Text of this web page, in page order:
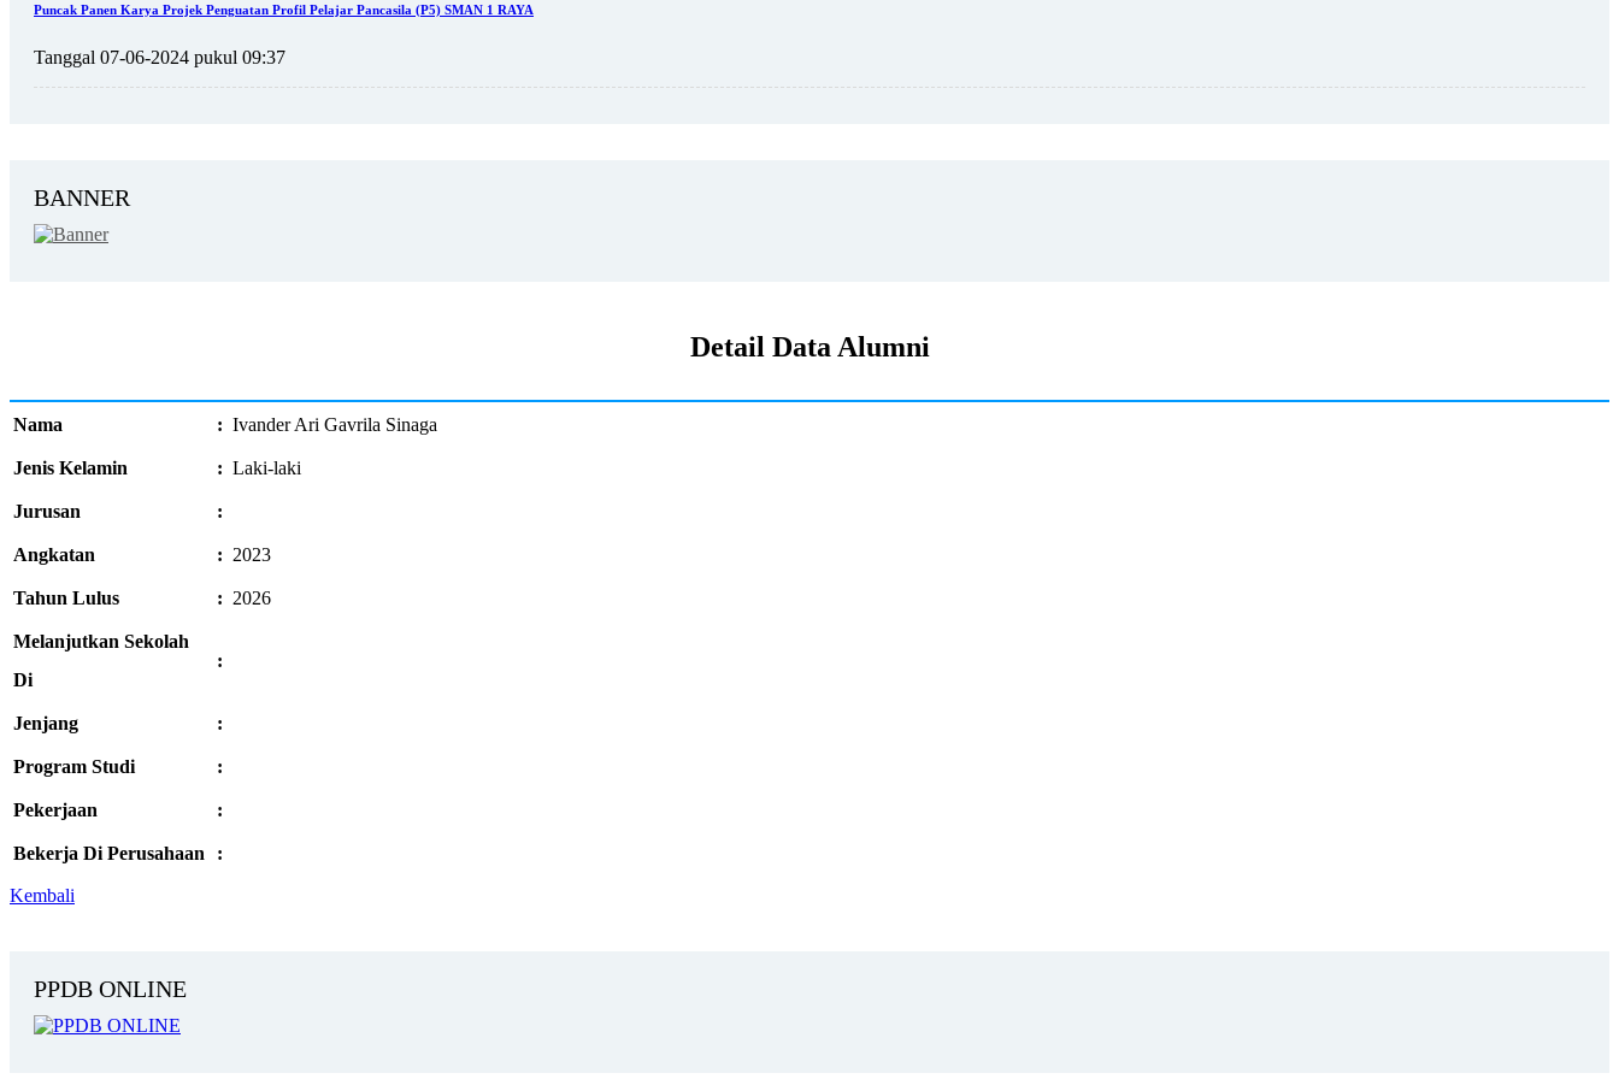
Puncak Panen Karya Projek Penguatan Profil Pelajar Pancasila (P5) SMAN 1 RAYA
Tanggal 07-06-2024 pukul 09:37
BANNER
Detail Data Alumni
Nama : Ivander Ari Gavrila Sinaga
Jenis Kelamin : Laki-laki
Jurusan :
Angkatan : 2023
Tahun Lulus : 2026
Melanjutkan Sekolah
Di
:
Jenjang :
Program Studi :
Pekerjaan :
Bekerja Di Perusahaan :
Kembali
PPDB ONLINE